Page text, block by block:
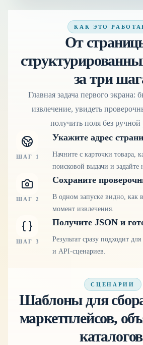
КАК ЭТО
От
за три
Главная задача первого экрана:
извлечение, увидеть
получить поля без ручной
ШАГ 1
Укажите адрес
Начните с карточки товара,
поисковой выдачи и
ШАГ 2
Сохраните
В одном запуске видно, как
момент извлечения.
ШАГ 3
Получите JSON и
Результат сразу подходит
и API-сценариев.
СЦЕНАРИИ
Шаблоны для
маркетплейсов,